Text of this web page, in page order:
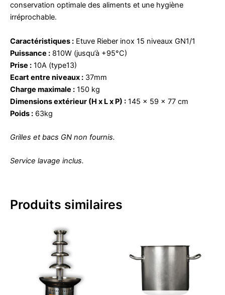
conservation optimale des aliments et une hygiène
irréprochable.
Caractéristiques : Etuve Rieber inox 15 niveaux GN1/1
Puissance : 810W (jusqu’à +95°C)
Prise : 10A (type13)
Ecart entre niveaux : 37mm
Charge maximale : 150 kg
Dimensions extérieur (H x L x P) : 145 x 59 x 77 cm
Poids : 63kg
Grilles et bacs GN non fournis.
Service lavage inclus.
Produits similaires